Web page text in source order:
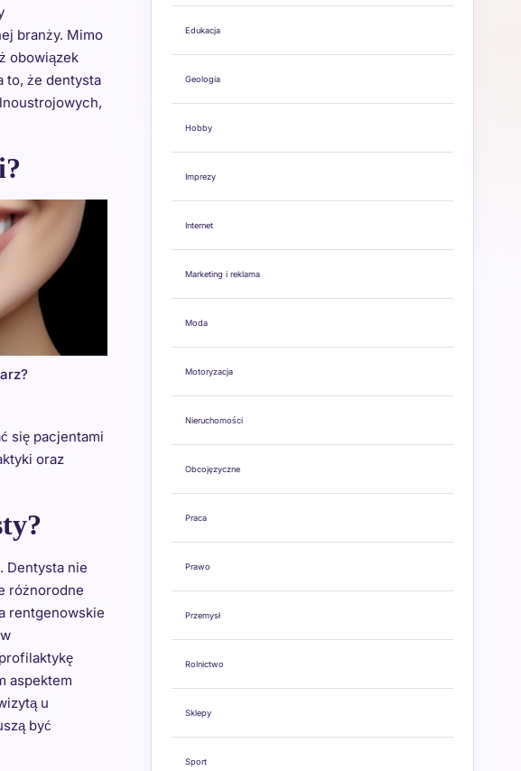
branży. Mimo
obowiązek
to, że dentysta
się pacjentami
oraz
Dentysta nie
różnorodne
rentgenowskie
aspektem
u
być
Edukacja
Geologia
Hobby
Imprezy
Internet
Marketing i reklama
Moda
Motoryzacja
Nieruchomości
Obcojęzyczne
Praca
Prawo
Przemysł
Rolnictwo
Sklepy
Sport